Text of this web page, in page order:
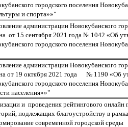
городского поселения
и спорта»»"
администрации Новокубанского
от 15 сентября 2021 года № 1042 «Об
городского поселения
администрации Новокубанского
от 19 октября 2021 года № 1190 «Об
городского поселения
населения»»"
и проведения рейтингового онлайн
подлежащих благоустройству в
современной городской среды